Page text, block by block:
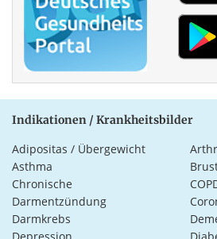
Indikationen / Krankheitsbilder
Adipositas / Übergewicht
Asthma
Chronische
Darmentzündung
Darmkrebs